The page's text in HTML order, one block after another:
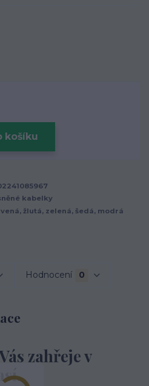
košíku
kabelky
žlutá, zelená, šedá, modrá
Hodnocení 0
zahřeje v